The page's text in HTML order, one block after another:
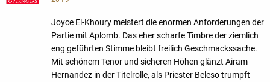
Joyce El-Khoury meistert die enormen Anforderungen der
Partie mit Aplomb. Das eher scharfe Timbre der ziemlich
eng geführten Stimme bleibt freilich Geschmackssache.
Mit schönem Tenor und sicheren Höhen glänzt Airam
Hernandez in der Titelrolle, als Priester Beleso trumpft